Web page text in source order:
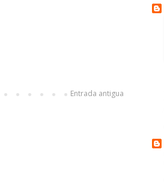
Entrada antigua